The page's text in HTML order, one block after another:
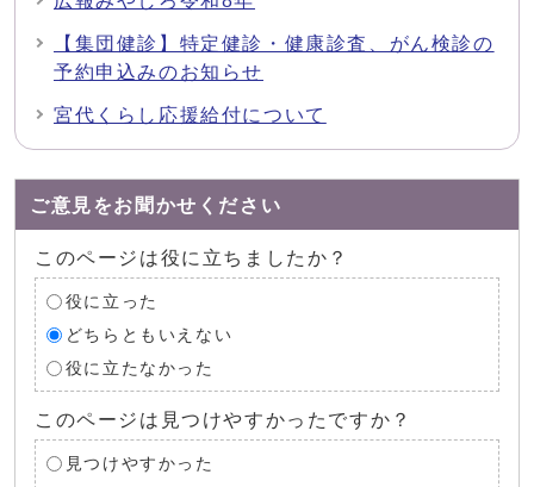
【集団健診】特定健診・健康診査、がん検診の
予約申込みのお知らせ
宮代くらし応援給付について
ご意見をお聞かせください
このページは役に立ちましたか？
役に立った
どちらともいえない
役に立たなかった
このページは見つけやすかったですか？
見つけやすかった